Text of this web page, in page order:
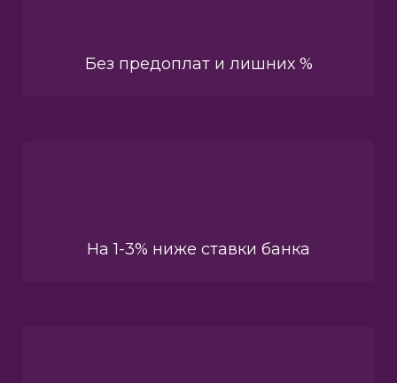
Без предоплат и лишних %
На 1-3% ниже ставки банка